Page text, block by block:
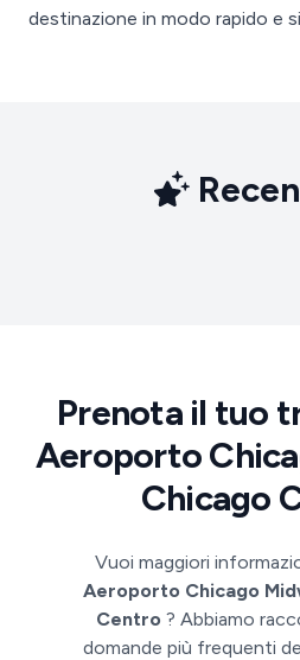
destinazione in modo rapido e
Prenota il tuo
Aeroporto
Chicago
Vuoi maggiori
Aeroporto Chicago
Centro ? Abbiamo
domande più frequenti